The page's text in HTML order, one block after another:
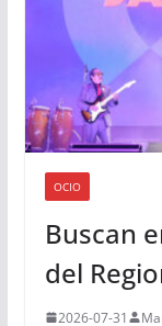
OCIO
Buscan
del
2026-07-31